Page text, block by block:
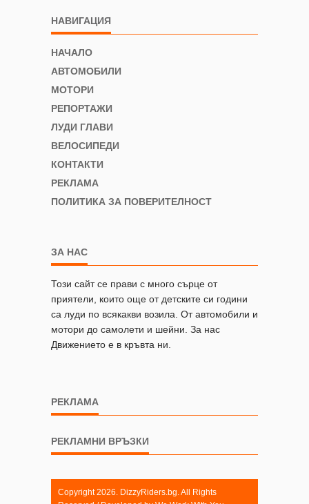
НАВИГАЦИЯ
НАЧАЛО
АВТОМОБИЛИ
МОТОРИ
РЕПОРТАЖИ
ЛУДИ ГЛАВИ
ВЕЛОСИПЕДИ
КОНТАКТИ
РЕКЛАМА
ПОЛИТИКА ЗА ПОВЕРИТЕЛНОСТ
ЗА НАС
Този сайт се прави с много сърце от
приятели, които още от детските си години
са луди по всякакви возила. От автомобили и
мотори до самолети и шейни. За нас
Движението е в кръвта ни.
РЕКЛАМА
РЕКЛАМНИ ВРЪЗКИ
Copyright 2026. DizzyRiders.bg. All Rights